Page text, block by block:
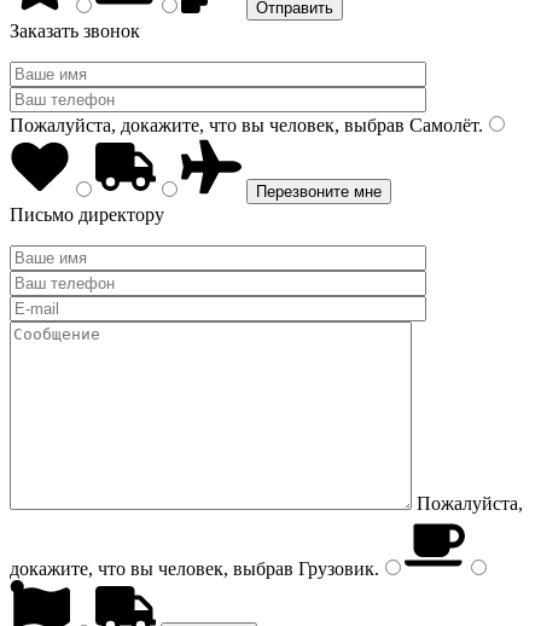
Заказать звонок
Пожалуйста, докажите, что вы человек, выбрав Самолёт.
Письмо директору
Пожалуйста,
докажите, что вы человек, выбрав Грузовик.